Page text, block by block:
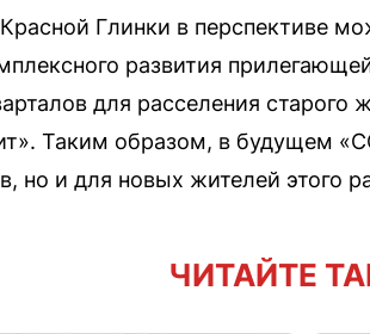
Глинки в перспективе
развития
для расселения старого
Таким образом, в будущем
но и для новых жителей этого
ЧИТАЙТЕ